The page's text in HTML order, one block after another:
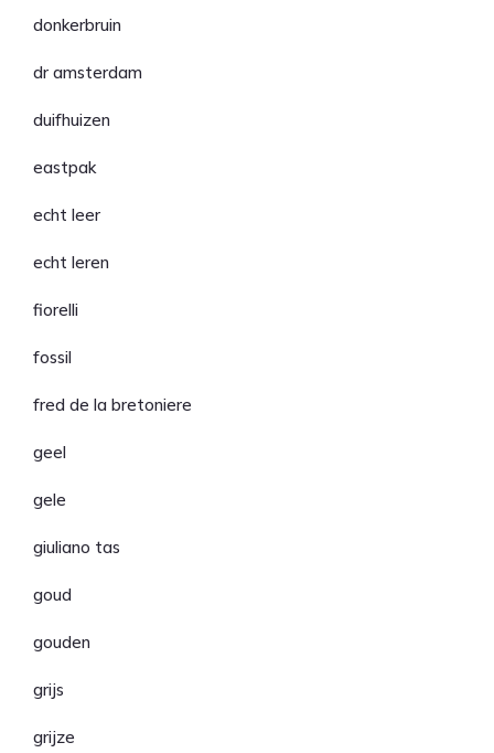
donkerbruin
dr amsterdam
duifhuizen
eastpak
echt leer
echt leren
fiorelli
fossil
fred de la bretoniere
geel
gele
giuliano tas
goud
gouden
grijs
grijze